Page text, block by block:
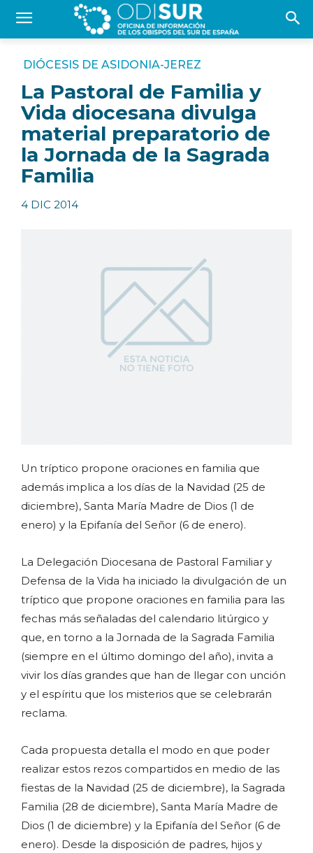
DIÓCESIS DE ASIDONIA-JEREZ
La Pastoral de Familia y
Vida diocesana divulga
material preparatorio de
la Jornada de la Sagrada
Familia
4 DIC 2014
Un tríptico propone oraciones en familia que
además implica a los días de la Navidad (25 de
diciembre), Santa María Madre de Dios (1 de
enero) y la Epifanía del Señor (6 de enero).
La Delegación Diocesana de Pastoral Familiar y
Defensa de la Vida ha iniciado la divulgación de un
tríptico que propone oraciones en familia para las
fechas más señaladas del calendario litúrgico y
que, en torno a la Jornada de la Sagrada Familia
(siempre en el último domingo del año), invita a
vivir los días grandes que han de llegar con unción
y el espíritu que los misterios que se celebrarán
reclama.
Cada propuesta detalla el modo en que poder
realizar estos rezos compartidos en medio de las
fiestas de la Navidad (25 de diciembre), la Sagrada
Familia (28 de diciembre), Santa María Madre de
Dios (1 de diciembre) y la Epifanía del Señor (6 de
enero). Desde la disposición de padres, hijos y